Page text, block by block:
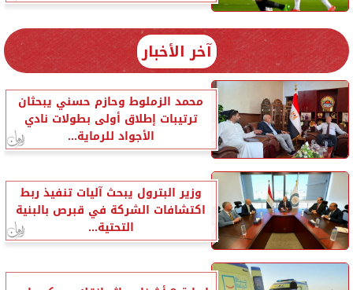
آخر الأخبار
محمد الزملوط وحازم حسني يبحثان
ترتيبات إطلاق أولى بطولات نادي
الأجواد للرماية...
وزير البترول يبحث آليات تنفيذ ربط
اكتشافات الشركة في قبرص بالبنية
التحتية...